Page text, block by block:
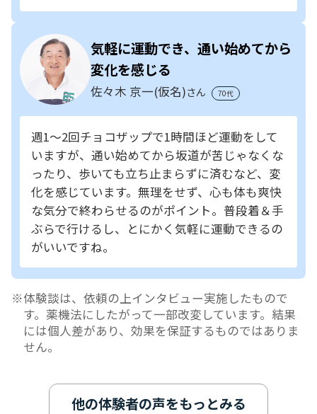
気軽に運動でき、通い始めてから
変化を感じる
佐々木 京一(仮名)さん 70代
週1～2回チョコザップで1時間ほど運動をして
いますが、通い始めてから坂道が苦じゃなくな
ったり、歩いても立ち止まらずに済むなど、変
化を感じています。無理をせず、心も体も爽快
な気分で終わらせるのがポイント。普段着＆手
ぶらで行けるし、とにかく気軽に運動できるの
がいいですね。
体験談は、依頼の上インタビュー実施したもので
す。薬機法にしたがって一部改変しています。結果
には個人差があり、効果を保証するものではありま
せん。
他の体験者の声をもっとみる